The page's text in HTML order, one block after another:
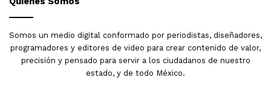
Somos un medio digital conformado por periodistas, diseñadores,
programadores y editores de video para crear contenido de valor,
precisión y pensado para servir a los ciudadanos de nuestro
estado, y de todo México.